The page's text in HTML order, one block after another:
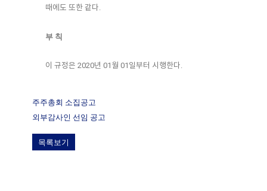
때에도 또한 같다.
부 칙
이 규정은 2020년 01월 01일부터 시행한다.
주주총회 소집공고
외부감사인 선임 공고
목록보기